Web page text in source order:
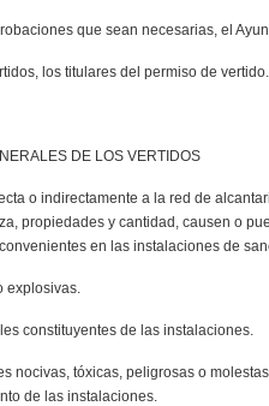
que sean necesarias, el
los titulares del permiso de vertido.
DE LOS VERTIDOS
o indirectamente a la red de
propiedades y cantidad, causen o
en las instalaciones de
explosivas.
constituyentes de las instalaciones.
nocivas, tóxicas, peligrosas o
de las instalaciones.